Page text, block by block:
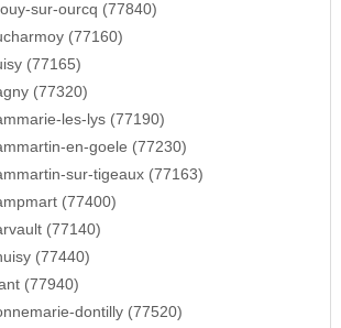
sur-ourcq (77840)
(77160)
(77165)
(77320)
les-lys (77190)
en-goele (77230)
sur-tigeaux (77163)
(77400)
(77140)
(77440)
(77940)
dontilly (77520)